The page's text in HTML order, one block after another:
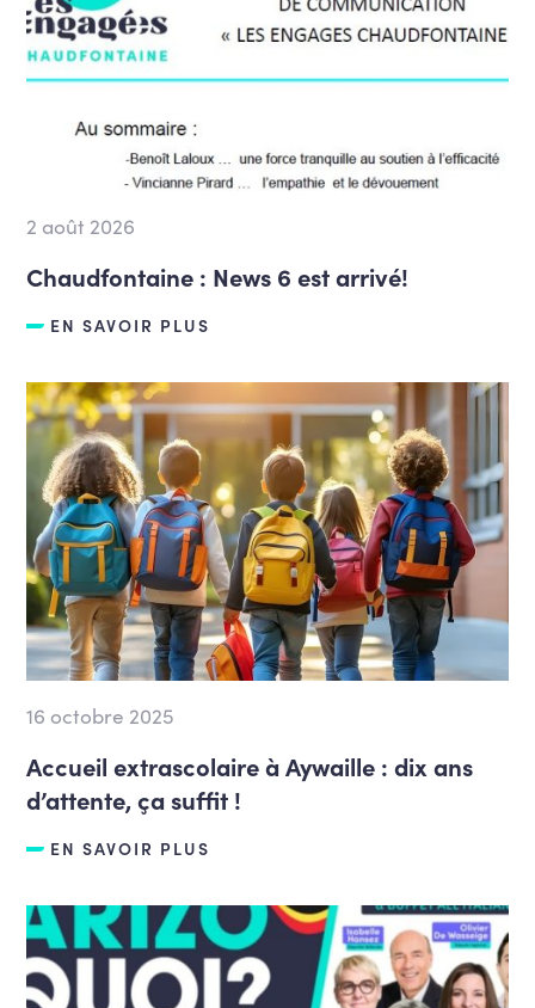
2 août 2026
Chaudfontaine : News 6 est arrivé!
EN SAVOIR PLUS
16 octobre 2025
Accueil extrascolaire à Aywaille : dix ans
d’attente, ça suffit !
EN SAVOIR PLUS